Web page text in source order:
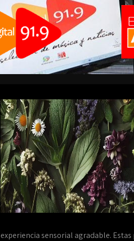
experiencia sensorial agradable.